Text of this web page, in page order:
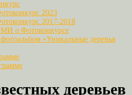
2023
2017-2018
о Фотоконкурсе
«Уникальные деревья
деревьев